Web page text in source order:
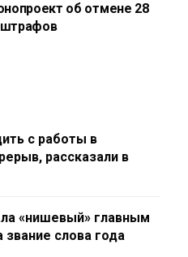
об отмене 28
штрафов
с работы в
рассказали в
«нишевый» главным
слова года